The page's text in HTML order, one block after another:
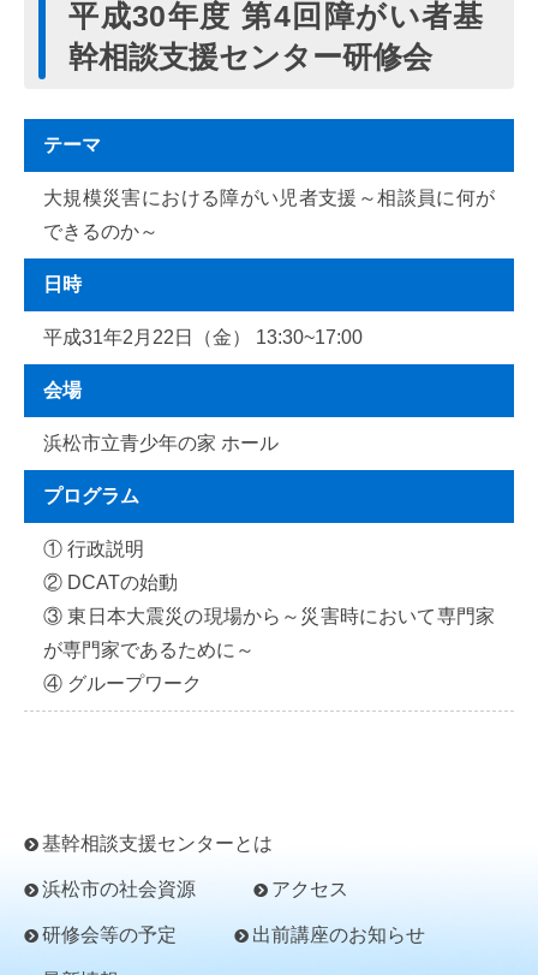
平成30年度 第4回障がい者基
幹相談支援センター研修会
テーマ
大規模災害における障がい児者支援～相談員に何が
できるのか～
日時
平成31年2月22日（金） 13:30~17:00
会場
浜松市立青少年の家 ホール
プログラム
① 行政説明
② DCATの始動
③ 東日本大震災の現場から～災害時において専門家
が専門家であるために～
④ グループワーク
基幹相談支援センターとは
浜松市の社会資源 アクセス
研修会等の予定 出前講座のお知らせ